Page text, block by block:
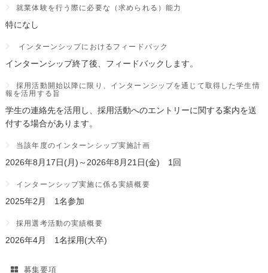
就業体験を行う際に必要な（求められる）能力
特になし
インターンシップにおけるフィードバック
インターンシップ終了後、フィードバックします。
採用活動開始以降に限り、インターンシップを通じて取得した学生情
報を活用する旨
学生の連絡先を活用し、採用活動へのエントリーに関する案内を送
付する場合があります。
当該年度のインターンシップ実施計画
2026年8月17日(月)～2026年8月21日(金) 1回
インターンシップ実施に係る実績概要
2025年2月 1名参加
採用選考活動の実績概要
2026年4月 1名採用(大卒)
募集要項